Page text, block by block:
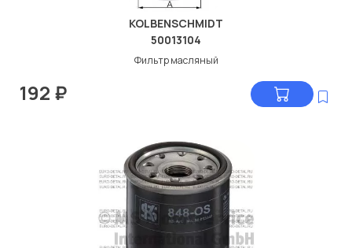
KOLBENSCHMIDT
50013104
Фильтр масляный
192 ₽